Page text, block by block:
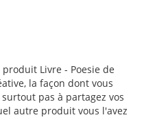
Livre - Poesie de
la façon dont vous
pas à partagez vos
autre produit vous l'avez